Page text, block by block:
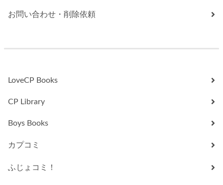
お問い合わせ・削除依頼
LoveCP Books
CP Library
Boys Books
カプコミ
ふじょコミ！